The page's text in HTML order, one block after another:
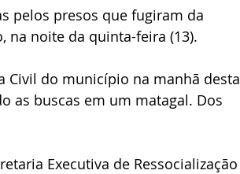
pelos presos que fugiram da
na noite da quinta-feira (13).
Civil do município na manhã desta
as buscas em um matagal. Dos
Executiva de Ressocialização